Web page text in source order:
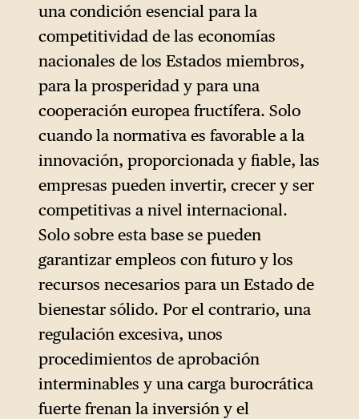
Estado para regular el
comportamiento del
mercado.
Ambos conceptos se
confunden a menudo en el
discurso político, incluso en el
presente texto. Esta confusión
permite presentar un
programa de
desmantelamiento sustancial
como una simple «reducción
de la burocracia», al tiempo
que se propone la mayor
reforma normativa jamás vista
en Europa.
una condición esencial para la
competitividad de las economías
nacionales de los Estados miembros,
para la prosperidad y para una
cooperación europea fructífera. Solo
cuando la normativa es favorable a la
innovación, proporcionada y fiable, las
empresas pueden invertir, crecer y ser
competitivas a nivel internacional.
Solo sobre esta base se pueden
garantizar empleos con futuro y los
recursos necesarios para un Estado de
bienestar sólido. Por el contrario, una
regulación excesiva, unos
procedimientos de aprobación
interminables y una carga burocrática
fuerte frenan la inversión y el